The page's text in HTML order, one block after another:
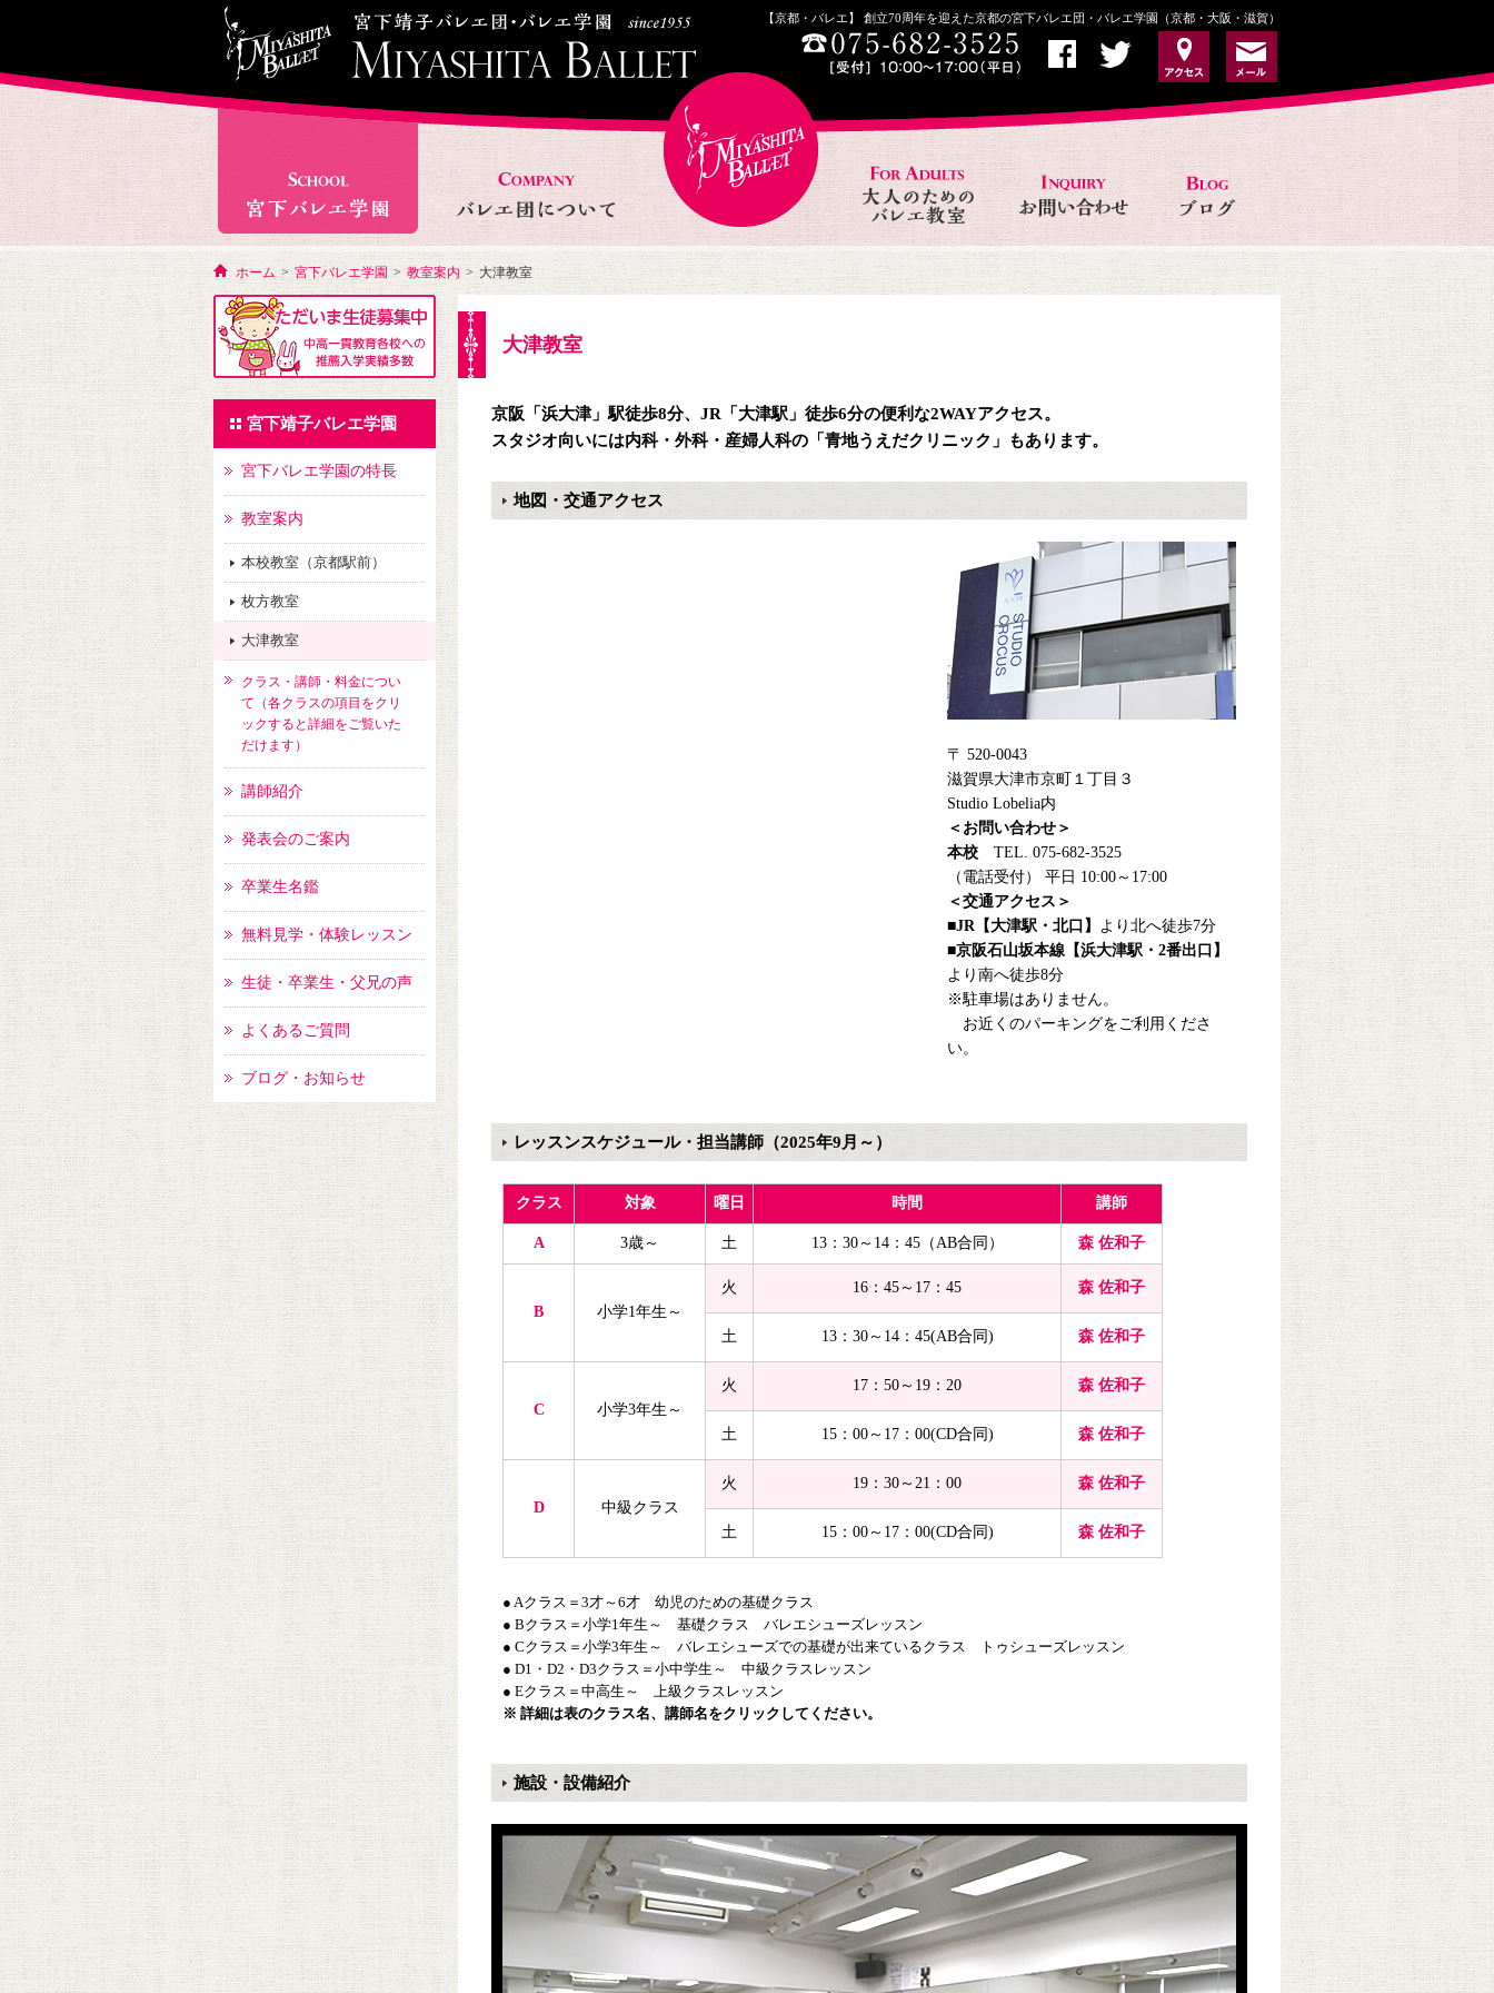
【京都・バレエ】 創立70周年を迎えた京都の宮下バレエ団・バレエ学園（京都・大阪・滋賀）
ホーム > 宮下バレエ学園 > 教室案内 > 大津教室
大津教室
京阪「浜大津」駅徒歩8分、JR「大津駅」徒歩6分の便利な2WAYアクセス。
スタジオ向いには内科・外科・産婦人科の「青地うえだクリニック」もあります。
地図・交通アクセス
〒 520-0043
滋賀県大津市京町１丁目３
Studio Lobelia内
＜お問い合わせ＞
本校 TEL. 075-682-3525
（電話受付） 平日 10:00～17:00
＜交通アクセス＞
■JR【大津駅・北口】 より北へ徒歩7分
■京阪石山坂本線【浜大津駅・2番出口】
より南へ徒歩8分
※駐車場はありません。
お近くのパーキングをご利用くださ
い。
レッスンスケジュール・担当講師（2025年9月～）
クラス 対象 曜日 時間 講師
A 3歳～ 土 13：30～14：45（AB合同） 森 佐和子
B 小学1年生～
火 16：45～17：45 森 佐和子
土 13：30～14：45(AB合同) 森 佐和子
C 小学3年生～
火 17：50～19：20 森 佐和子
土 15：00～17：00(CD合同) 森 佐和子
D 中級 クラス
火 19：30～21：00 森 佐和子
土 15：00～17：00(CD合同) 森 佐和子
● Aクラス＝3才～6才 幼児のための基礎クラス
● Bクラス＝小学1年生～ 基礎クラス バレエシューズレッスン
● Cクラス＝小学3年生～ バレエシューズでの基礎が出来ているクラス トゥシューズレッスン
● D1・D2・D3クラス＝小中学生～ 中級クラスレッスン
● Eクラス＝中高生～ 上級クラスレッスン
※ 詳細は表のクラス名、講師名をクリックしてください。
施設・設備紹介
宮下靖子バレエ学園
宮下バレエ学園の特長
教室案内
本校教室（京都駅前）
枚方教室
大津教室
クラス・講師・料金につい
て（各クラスの項目をクリ
ックすると詳細をご覧いた
だけます）
講師紹介
発表会のご案内
卒業生名鑑
無料見学・体験レッスン
生徒・卒業生・父兄の声
よくあるご質問
ブログ・お知らせ